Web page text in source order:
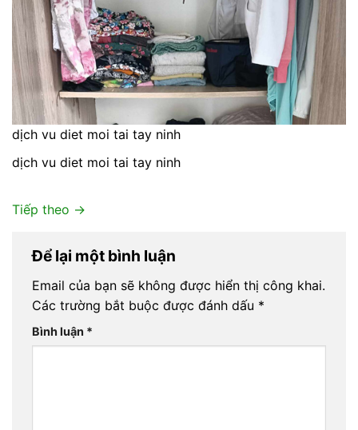
dịch vu diet moi tai tay ninh
dịch vu diet moi tai tay ninh
Tiếp theo →
Để lại một bình luận
Email của bạn sẽ không được hiển thị công khai.
Các trường bắt buộc được đánh dấu *
Bình luận *